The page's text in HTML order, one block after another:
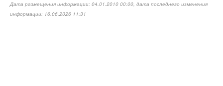
Дата размещения информации: 04.01.2010 00:00, дата последнего изменения
информации: 16.06.2026 11:31